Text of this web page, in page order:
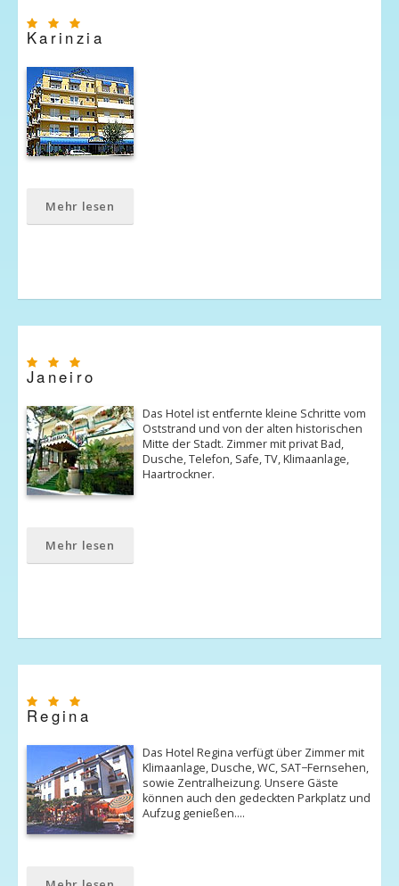
Karinzia
Mehr lesen
Janeiro
Das Hotel ist entfernte kleine Schritte vom
Oststrand und von der alten historischen
Mitte der Stadt. Zimmer mit privat Bad,
Dusche, Telefon, Safe, TV, Klimaanlage,
Haartrockner.
Mehr lesen
Regina
Das Hotel Regina verfügt über Zimmer mit
Klimaanlage, Dusche, WC, SAT−Fernsehen,
sowie Zentralheizung. Unsere Gäste
können auch den gedeckten Parkplatz und
Aufzug genießen.…